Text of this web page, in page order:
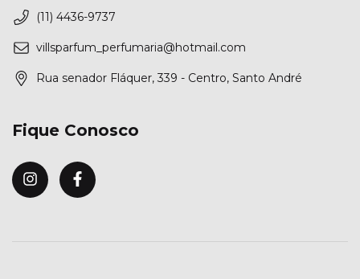
(11) 4436-9737
villsparfum_perfumaria@hotmail.com
Rua senador Fláquer, 339 - Centro, Santo André
Fique Conosco